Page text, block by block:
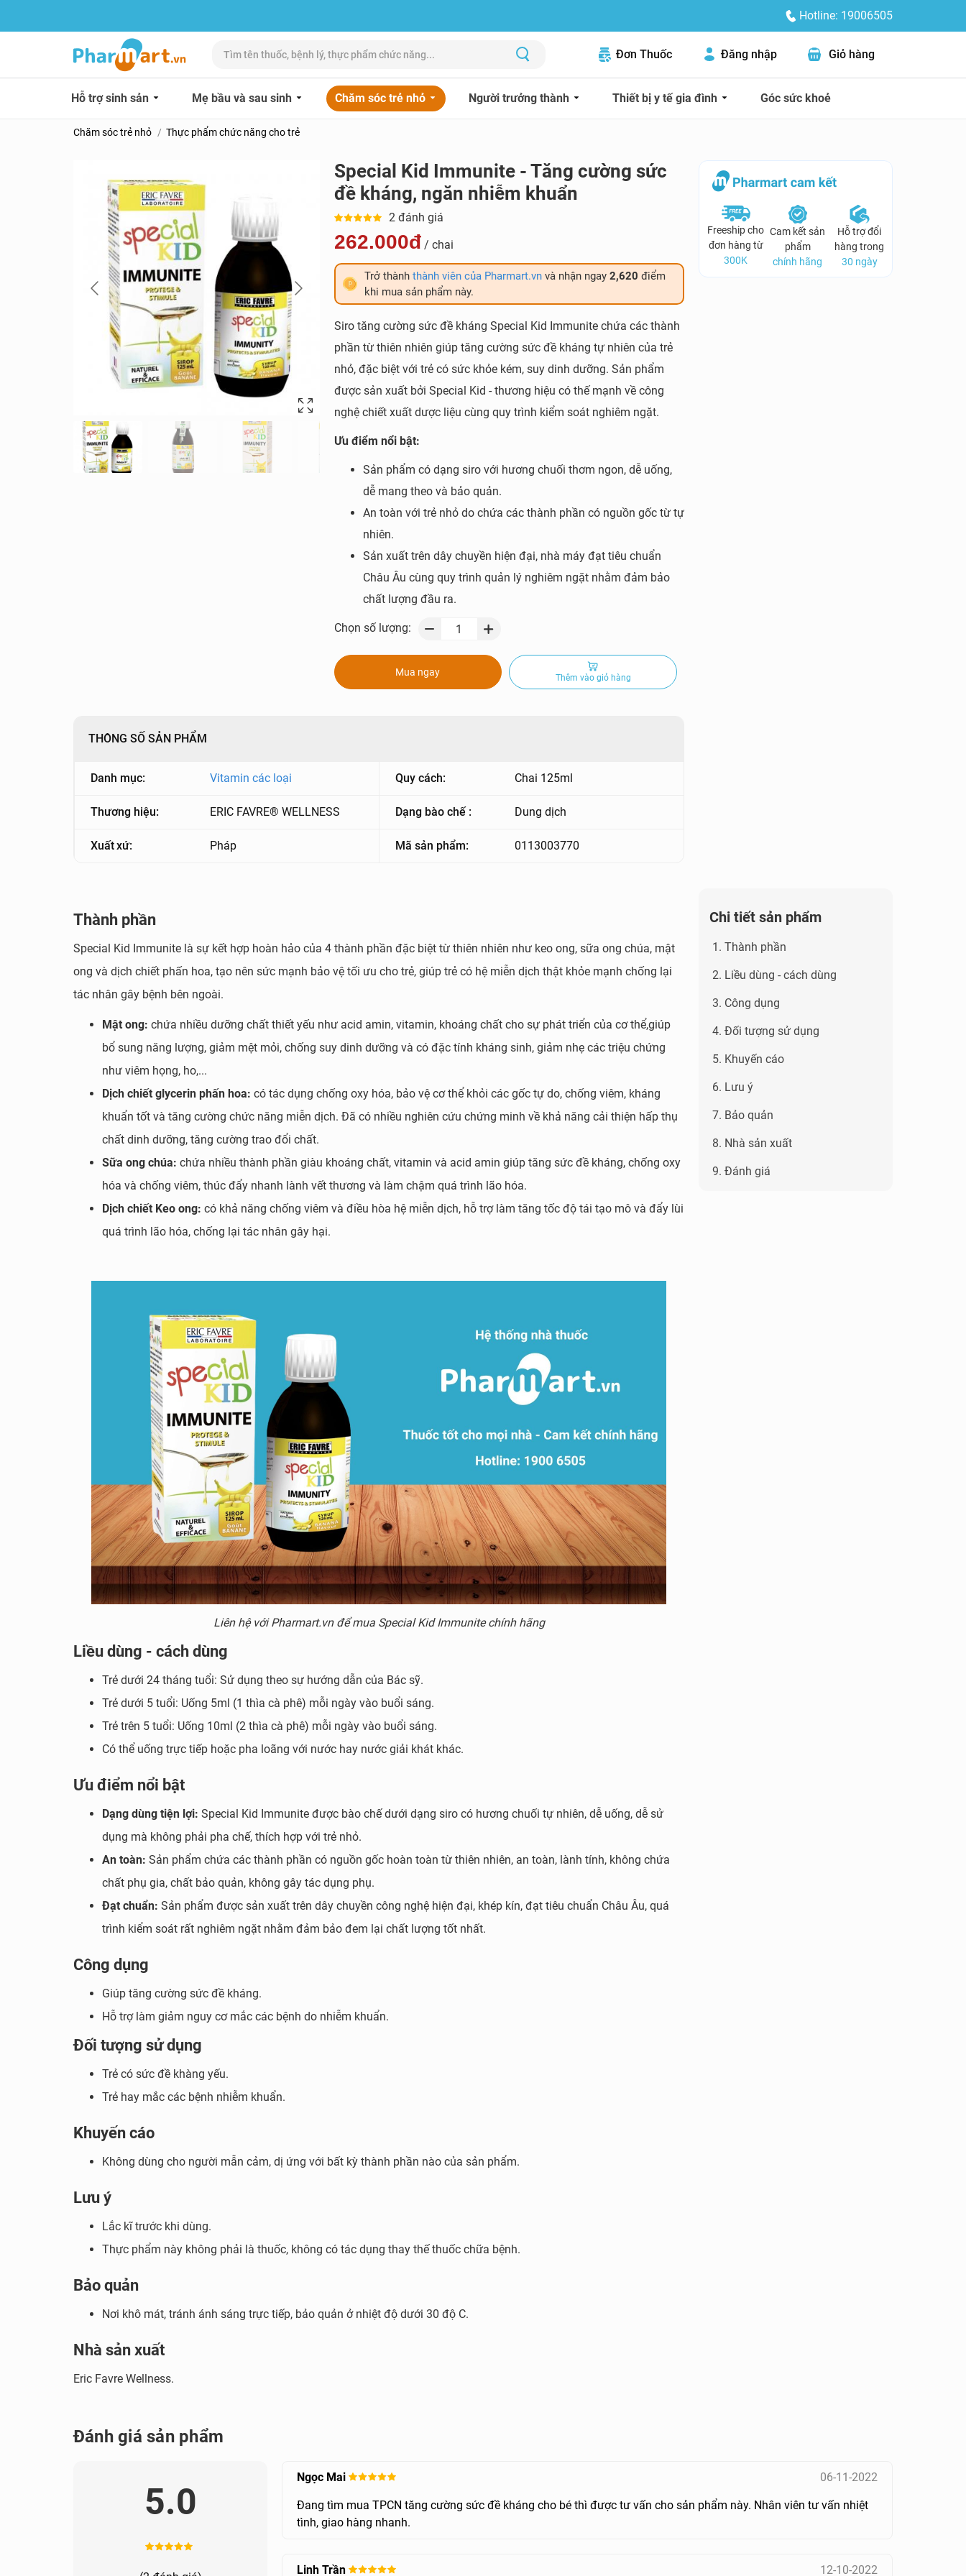
Hotline: 19006505
Đơn Thuốc Đăng nhập Giỏ hàng
Hỗ trợ sinh sản Mẹ bầu và sau sinh Chăm sóc trẻ nhỏ Người trưởng thành Thiết bị y tế gia đình Góc sức khoẻ
Chăm sóc trẻ nhỏ Thực phẩm chức năng cho trẻ
Special Kid Immunite - Tăng cường sức
đề kháng, ngăn nhiễm khuẩn
2 đánh giá
262.000đ / chai
Trở thành thành viên của Pharmart.vnvà nhận ngay 2,620 điểm
khi mua sản phẩm này.
Siro tăng cường sức đề kháng Special Kid Immunite chứa các thành
phần từ thiên nhiên giúp tăng cường sức đề kháng tự nhiên của trẻ
nhỏ, đặc biệt với trẻ có sức khỏe kém, suy dinh dưỡng. Sản phẩm
được sản xuất bởi Special Kid - thương hiệu có thế mạnh về công
nghệ chiết xuất dược liệu cùng quy trình kiểm soát nghiêm ngặt.
Ưu điểm nổi bật:
Sản phẩm có dạng siro với hương chuối thơm ngon, dễ uống,
dễ mang theo và bảo quản.
An toàn với trẻ nhỏ do chứa các thành phần có nguồn gốc từ tự
nhiên.
Sản xuất trên dây chuyền hiện đại, nhà máy đạt tiêu chuẩn
Châu Âu cùng quy trình quản lý nghiêm ngặt nhằm đảm bảo
chất lượng đầu ra.
Chọn số lượng:
Mua ngay Thêm vào giỏ hàng
THÔNG SỐ SẢN PHẨM
Danh mục: Vitamin các loại Quy cách: Chai 125ml
Thương hiệu: ERIC FAVRE® WELLNESS Dạng bào chế : Dung dịch
Xuất xứ: Pháp Mã sản phẩm: 0113003770
Freeship cho
đơn hàng từ
300K
Cam kết sản
phẩm
chính hãng
Hỗ trợ đổi
hàng trong
30 ngày
Thành phần
Special Kid Immunite là sự kết hợp hoàn hảo của 4 thành phần đặc biệt từ thiên nhiên như keo ong, sữa ong chúa, mật
ong và dịch chiết phấn hoa, tạo nên sức mạnh bảo vệ tối ưu cho trẻ, giúp trẻ có hệ miễn dịch thật khỏe mạnh chống lại
tác nhân gây bệnh bên ngoài.
Mật ong: chứa nhiều dưỡng chất thiết yếu như acid amin, vitamin, khoáng chất cho sự phát triển của cơ thể,giúp
bổ sung năng lượng, giảm mệt mỏi, chống suy dinh dưỡng và có đặc tính kháng sinh, giảm nhẹ các triệu chứng
như viêm họng, ho,...
Dịch chiết glycerin phấn hoa: có tác dụng chống oxy hóa, bảo vệ cơ thể khỏi các gốc tự do, chống viêm, kháng
khuẩn tốt và tăng cường chức năng miễn dịch. Đã có nhiều nghiên cứu chứng minh về khả năng cải thiện hấp thụ
chất dinh dưỡng, tăng cường trao đổi chất.
Sữa ong chúa: chứa nhiều thành phần giàu khoáng chất, vitamin và acid amin giúp tăng sức đề kháng, chống oxy
hóa và chống viêm, thúc đẩy nhanh lành vết thương và làm chậm quá trình lão hóa.
Dịch chiết Keo ong: có khả năng chống viêm và điều hòa hệ miễn dịch, hỗ trợ làm tăng tốc độ tái tạo mô và đẩy lùi
quá trình lão hóa, chống lại tác nhân gây hại.
Liên hệ với Pharmart.vn để mua Special Kid Immunite chính hãng
Liều dùng - cách dùng
Trẻ dưới 24 tháng tuổi: Sử dụng theo sự hướng dẫn của Bác sỹ.
Trẻ dưới 5 tuổi: Uống 5ml (1 thìa cà phê) mỗi ngày vào buổi sáng.
Trẻ trên 5 tuổi: Uống 10ml (2 thìa cà phê) mỗi ngày vào buổi sáng.
Có thể uống trực tiếp hoặc pha loãng với nước hay nước giải khát khác.
Ưu điểm nổi bật
Dạng dùng tiện lợi: Special Kid Immunite được bào chế dưới dạng siro có hương chuối tự nhiên, dễ uống, dễ sử
dụng mà không phải pha chế, thích hợp với trẻ nhỏ.
An toàn: Sản phẩm chứa các thành phần có nguồn gốc hoàn toàn từ thiên nhiên, an toàn, lành tính, không chứa
chất phụ gia, chất bảo quản, không gây tác dụng phụ.
Đạt chuẩn: Sản phẩm được sản xuất trên dây chuyền công nghệ hiện đại, khép kín, đạt tiêu chuẩn Châu Âu, quá
trình kiểm soát rất nghiêm ngặt nhằm đảm bảo đem lại chất lượng tốt nhất.
Công dụng
Giúp tăng cường sức đề kháng.
Hỗ trợ làm giảm nguy cơ mắc các bệnh do nhiễm khuẩn.
Đối tượng sử dụng
Trẻ có sức đề khàng yếu.
Trẻ hay mắc các bệnh nhiễm khuẩn.
Khuyến cáo
Không dùng cho người mẫn cảm, dị ứng với bất kỳ thành phần nào của sản phẩm.
Lưu ý
Lắc kĩ trước khi dùng.
Thực phẩm này không phải là thuốc, không có tác dụng thay thế thuốc chữa bệnh.
Bảo quản
Nơi khô mát, tránh ánh sáng trực tiếp, bảo quản ở nhiệt độ dưới 30 độ C.
Nhà sản xuất
Eric Favre Wellness.
Chi tiết sản phẩm
1. Thành phần
2. Liều dùng - cách dùng
3. Công dụng
4. Đối tượng sử dụng
5. Khuyến cáo
6. Lưu ý
7. Bảo quản
8. Nhà sản xuất
9. Đánh giá
Đánh giá sản phẩm
5.0
Ngọc Mai 06-11-2022
Đang tìm mua TPCN tăng cường sức đề kháng cho bé thì được tư vấn cho sản phẩm này. Nhân viên tư vấn nhiệt
tình, giao hàng nhanh.
Linh Trần 12-10-2022